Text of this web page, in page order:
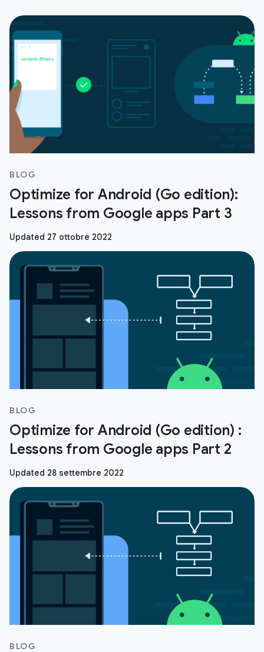
BLOG
Optimize for Android (Go edition):
Lessons from Google apps Part 3
Updated 27 ottobre 2022
BLOG
Optimize for Android (Go edition) :
Lessons from Google apps Part 2
Updated 28 settembre 2022
BLOG